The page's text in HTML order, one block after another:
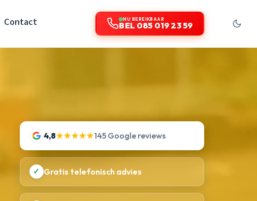
Contact NU BEREIKBAAR
BEL 085 019 23 59
4,8★★★★★145 Google reviews
✓ Gratis telefonisch advies